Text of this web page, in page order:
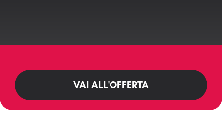
VAI ALL'OFFERTA